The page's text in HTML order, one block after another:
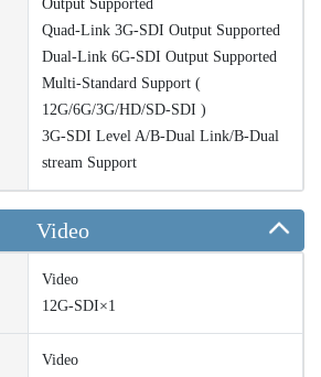
Output Supported
Quad-Link 3G-SDI Output Supported
Dual-Link 6G-SDI Output Supported
Multi-Standard Support (
12G/6G/3G/HD/SD-SDI )
3G-SDI Level A/B-Dual Link/B-Dual
stream Support
Video
Video
12G-SDI×1
Video